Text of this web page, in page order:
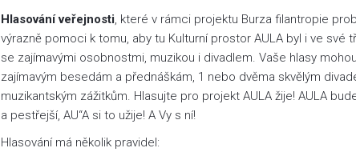
Hlasování veřejnosti, které v rámci projektu Burza filantropie
výrazně pomoci k tomu, aby tu Kulturní prostor AULA byl i ve
se zajímavými osobnostmi, muzikou i divadlem. Vaše hlasy
zajímavým besedám a přednáškám, 1 nebo dvěma skvělým
muzikantským zážitkům. Hlasujte pro projekt AULA žije! AULA
a pestřejší, AU“A si to užije! A Vy s ní!
Hlasování má několik pravidel: